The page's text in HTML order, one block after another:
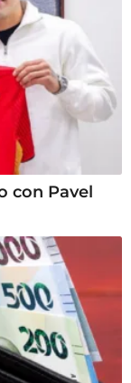
con Pavel